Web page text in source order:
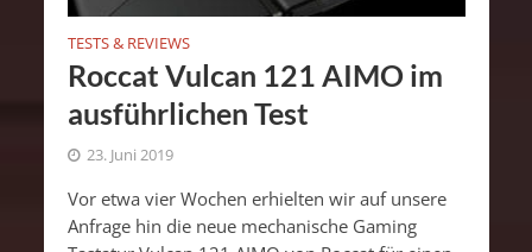
TESTS & REVIEWS
Roccat Vulcan 121 AIMO im
ausführlichen Test
23. Juni 2019
Vor etwa vier Wochen erhielten wir auf unsere
Anfrage hin die neue mechanische Gaming